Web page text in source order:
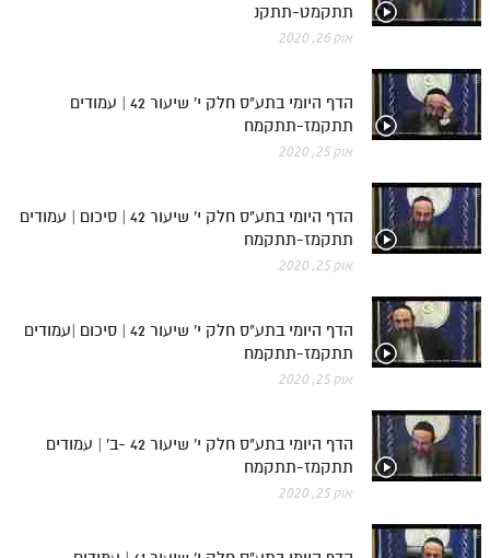
תתקמט-תתקנ
אוק 26, 2020
הדף היומי בתע"ס חלק י' שיעור 42 | עמודים
תתקמז-תתקמח
אוק 25, 2020
הדף היומי בתע"ס חלק י' שיעור 42 | סיכום | עמודים
תתקמז-תתקמח
אוק 25, 2020
הדף היומי בתע"ס חלק י' שיעור 42 | סיכום |עמודים
תתקמז-תתקמח
אוק 25, 2020
הדף היומי בתע"ס חלק י' שיעור 42 -ב' | עמודים
תתקמז-תתקמח
אוק 25, 2020